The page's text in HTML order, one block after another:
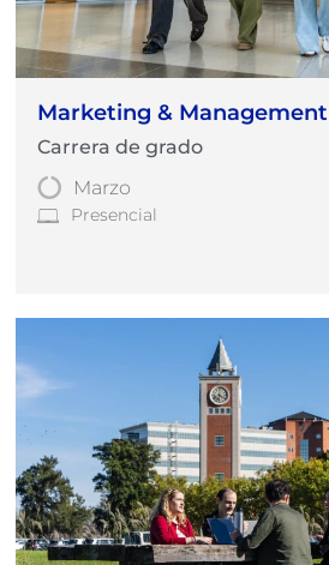
Marketing & Management
Carrera de grado
Marzo
Presencial